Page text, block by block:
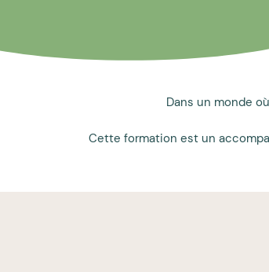
Dans un monde
Cette formation est un